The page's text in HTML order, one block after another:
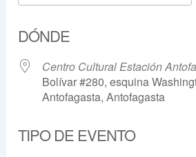
DÓNDE
Centro Cultural Estación
Bolívar #280, esquina
Antofagasta, Antofagasta
TIPO DE EVENTO